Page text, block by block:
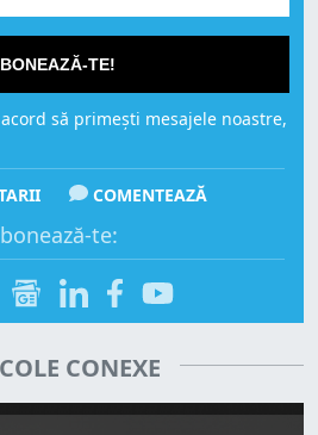
TE!
să primești mesajele noastre,
COMENTEAZĂ
te:
CONEXE